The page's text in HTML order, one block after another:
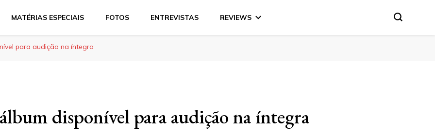
MATÉRIAS ESPECIAIS FOTOS ENTREVISTAS REVIEWS
para audição na íntegra
disponível para audição na íntegra